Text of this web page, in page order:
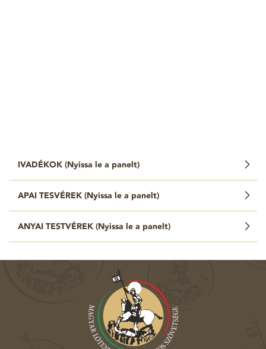
IVADÉKOK ( Nyissa le a panelt)
APAI TESVÉREK ( Nyissa le a panelt)
ANYAI TESTVÉREK ( Nyissa le a panelt)